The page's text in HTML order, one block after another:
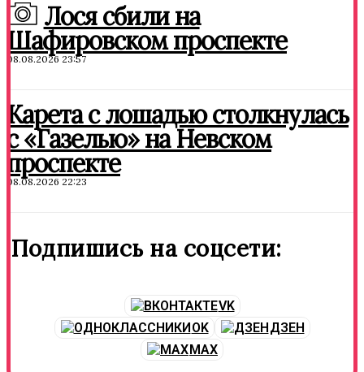
Лося сбили на
Шафировском проспекте
08.08.2026 23:57
Карета с лошадью столкнулась
с «Газелью» на Невском
проспекте
08.08.2026 22:23
Подпишись на соцсети:
VK
OK
ДЗЕН
MAX